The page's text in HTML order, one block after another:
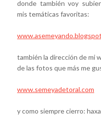
donde también voy
mis temáticas favoritas:
también la dirección de mi
de las fotos que más me
www.semeyadetoral.com
y como siempre cierro: